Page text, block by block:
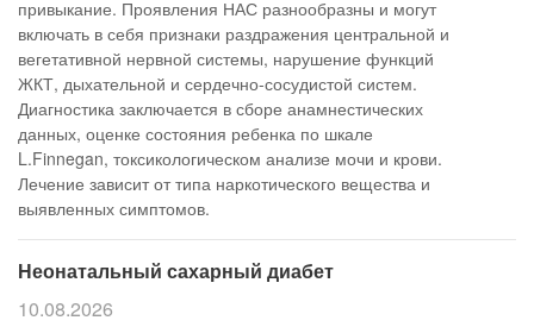
привыкание. Проявления НАС разнообразны и могут
включать в себя признаки раздражения центральной и
вегетативной нервной системы, нарушение функций
ЖКТ, дыхательной и сердечно-сосудистой систем.
Диагностика заключается в сборе анамнестических
данных, оценке состояния ребенка по шкале
L.Finnegan, токсикологическом анализе мочи и крови.
Лечение зависит от типа наркотического вещества и
выявленных симптомов.
Неонатальный сахарный диабет
10.08.2026